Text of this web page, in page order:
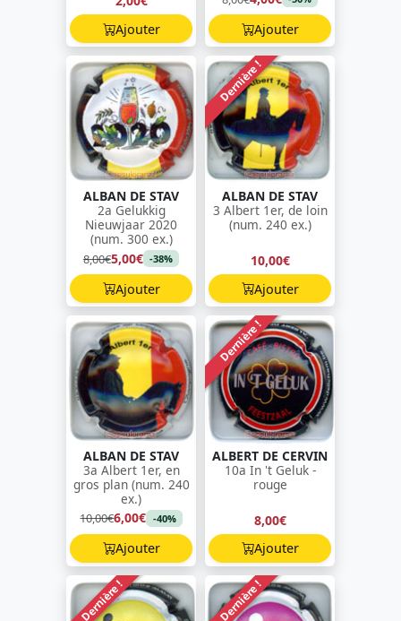
Ajouter
Ajouter
ALBAN DE STAV
2a Gelukkig
Nieuwjaar 2020
(num. 300 ex.)
8,00€5,00€ -38%
Ajouter
Dernière !
ALBAN DE STAV
3 Albert 1er, de loin
(num. 240 ex.)
10,00€
Ajouter
ALBAN DE STAV
3a Albert 1er, en
gros plan (num. 240
ex.)
10,00€6,00€ -40%
Ajouter
Dernière !
ALBERT DE CERVIN
10a In 't Geluk -
rouge
8,00€
Ajouter
Dernière ! Dernière !